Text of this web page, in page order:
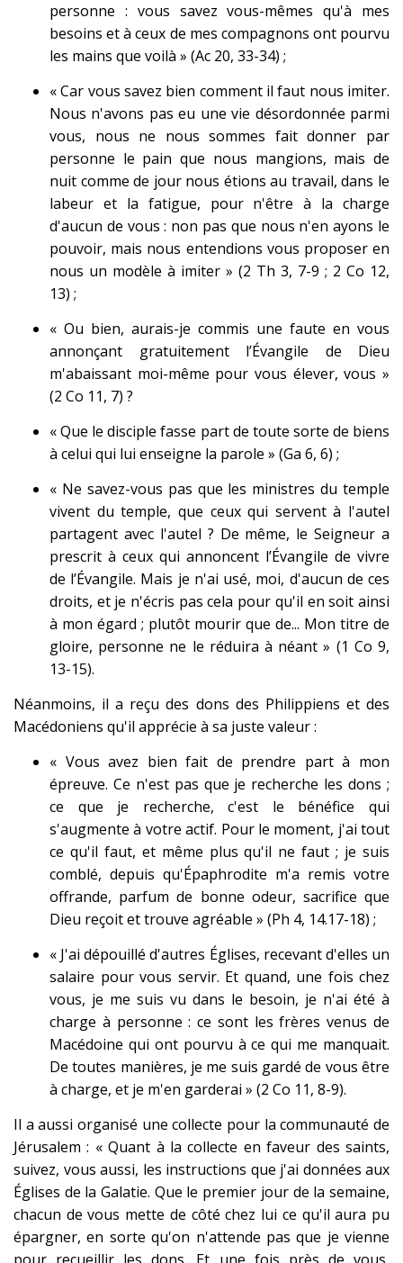
personne : vous savez vous-mêmes qu'à mes
besoins et à ceux de mes compagnons ont pourvu
les mains que voilà » (Ac 20, 33-34) ;
« Car vous savez bien comment il faut nous imiter.
Nous n'avons pas eu une vie désordonnée parmi
vous, nous ne nous sommes fait donner par
personne le pain que nous mangions, mais de
nuit comme de jour nous étions au travail, dans le
labeur et la fatigue, pour n'être à la charge
d'aucun de vous : non pas que nous n'en ayons le
pouvoir, mais nous entendions vous proposer en
nous un modèle à imiter » (2 Th 3, 7-9 ; 2 Co 12,
13) ;
« Ou bien, aurais-je commis une faute en vous
annonçant gratuitement l’Évangile de Dieu
m'abaissant moi-même pour vous élever, vous »
(2 Co 11, 7) ?
« Que le disciple fasse part de toute sorte de biens
à celui qui lui enseigne la parole » (Ga 6, 6) ;
« Ne savez-vous pas que les ministres du temple
vivent du temple, que ceux qui servent à l'autel
partagent avec l'autel ? De même, le Seigneur a
prescrit à ceux qui annoncent l’Évangile de vivre
de l’Évangile. Mais je n'ai usé, moi, d'aucun de ces
droits, et je n'écris pas cela pour qu'il en soit ainsi
à mon égard ; plutôt mourir que de... Mon titre de
gloire, personne ne le réduira à néant » (1 Co 9,
13-15).
Néanmoins, il a reçu des dons des Philippiens et des
Macédoniens qu'il apprécie à sa juste valeur :
« Vous avez bien fait de prendre part à mon
épreuve. Ce n'est pas que je recherche les dons ;
ce que je recherche, c'est le bénéfice qui
s'augmente à votre actif. Pour le moment, j'ai tout
ce qu'il faut, et même plus qu'il ne faut ; je suis
comblé, depuis qu'Épaphrodite m'a remis votre
offrande, parfum de bonne odeur, sacrifice que
Dieu reçoit et trouve agréable » (Ph 4, 14.17-18) ;
« J'ai dépouillé d'autres Églises, recevant d'elles un
salaire pour vous servir. Et quand, une fois chez
vous, je me suis vu dans le besoin, je n'ai été à
charge à personne : ce sont les frères venus de
Macédoine qui ont pourvu à ce qui me manquait.
De toutes manières, je me suis gardé de vous être
à charge, et je m'en garderai » (2 Co 11, 8-9).
Il a aussi organisé une collecte pour la communauté de
Jérusalem : « Quant à la collecte en faveur des saints,
suivez, vous aussi, les instructions que j'ai données aux
Églises de la Galatie. Que le premier jour de la semaine,
chacun de vous mette de côté chez lui ce qu'il aura pu
épargner, en sorte qu'on n'attende pas que je vienne